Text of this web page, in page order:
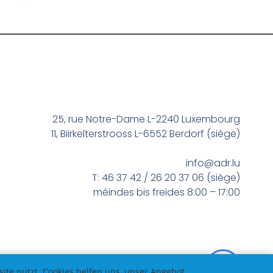
25, rue Notre-Dame L-2240 Luxembourg
11, Biirkelterstrooss L-6552 Berdorf (siège)
info@adr.lu
T: 46 37 42 / 26 20 37 06 (siège)
méindes bis freides 8:00 – 17:00